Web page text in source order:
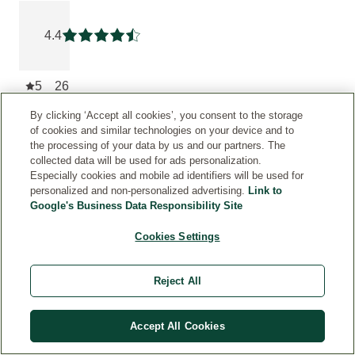
4.4
Beoordeling: 4.3783784 van 5
5 26
4 6
3 1
2 1
1 3
OVER
AUTHENTICITEIT
VAN
KLANTBEOORDELINGEN
By clicking ‘Accept all cookies’, you consent to the storage
of cookies and similar technologies on your device and to
the processing of your data by us and our partners. The
collected data will be used for ads personalization.
Especially cookies and mobile ad identifiers will be used for
personalized and non-personalized advertising. Link to
Google's Business Data Responsibility Site
Cookies Settings
Reject All
Accept All Cookies